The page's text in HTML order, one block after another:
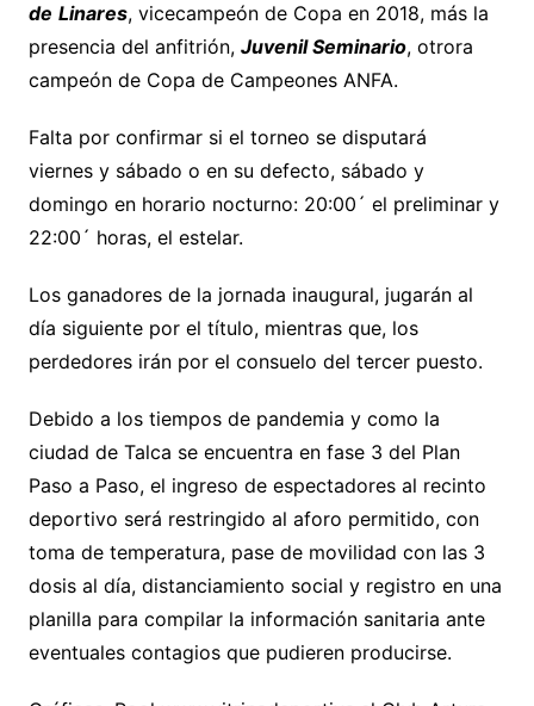
de Linares, vicecampeón de Copa en 2018, más la
presencia del anfitrión, Juvenil Seminario, otrora
campeón de Copa de Campeones ANFA.
Falta por confirmar si el torneo se disputará
viernes y sábado o en su defecto, sábado y
domingo en horario nocturno: 20:00´ el preliminar y
22:00´ horas, el estelar.
Los ganadores de la jornada inaugural, jugarán al
día siguiente por el título, mientras que, los
perdedores irán por el consuelo del tercer puesto.
Debido a los tiempos de pandemia y como la
ciudad de Talca se encuentra en fase 3 del Plan
Paso a Paso, el ingreso de espectadores al recinto
deportivo será restringido al aforo permitido, con
toma de temperatura, pase de movilidad con las 3
dosis al día, distanciamiento social y registro en una
planilla para compilar la información sanitaria ante
eventuales contagios que pudieren producirse.